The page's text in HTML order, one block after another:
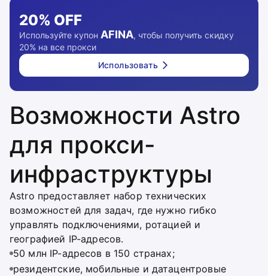
20% OFF
Используйте купон AFINA, чтобы получить скидку
20% на все прокси
Использовать
Возможности Astro
для прокси-
инфраструктуры
Astro предоставляет набор технических
возможностей для задач, где нужно гибко
управлять подключениями, ротацией и
географией IP-адресов.
50 млн IP-адресов в 150 странах;
резидентские, мобильные и датацентровые